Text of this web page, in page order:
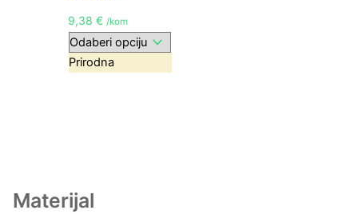
Materijal
9,38€ /kom
Prirodna